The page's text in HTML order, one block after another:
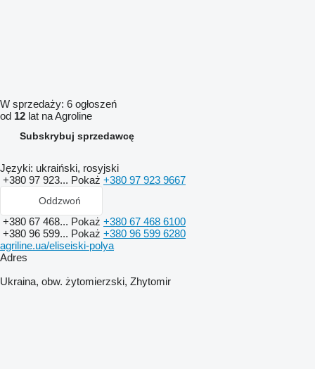
W sprzedaży: 6 ogłoszeń
od 12 lat na Agroline
Subskrybuj sprzedawcę
Języki: ukraiński, rosyjski
+380 97 923... Pokaż +380 97 923 9667
Oddzwoń
+380 67 468... Pokaż +380 67 468 6100
+380 96 599... Pokaż +380 96 599 6280
agriline.ua/eliseiski-polya
Adres
Ukraina, obw. żytomierzski, Zhytomir